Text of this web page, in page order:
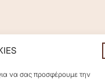
να σας προσφέρουμε την